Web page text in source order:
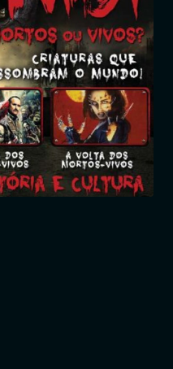
Entrar